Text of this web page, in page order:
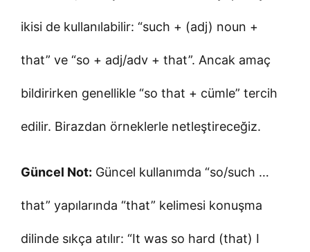
ikisi de kullanılabilir: “such + (adj) noun +
that” ve “so + adj/adv + that”. Ancak amaç
bildirirken genellikle “so that + cümle” tercih
edilir. Birazdan örneklerle netleştireceğiz.
Güncel Not: Güncel kullanımda “so/such …
that” yapılarında “that” kelimesi konuşma
dilinde sıkça atılır: “It was so hard (that) I